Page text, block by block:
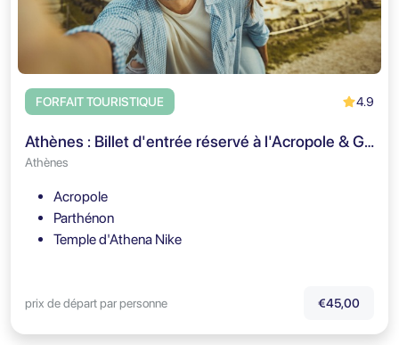
FORFAIT TOURISTIQUE 4.9
Athènes : Billet d'entrée réservé à l'Acropole & Guide audio
Athènes
Acropole
Parthénon
Temple d'Athena Nike
prix de départ par personne €45,00